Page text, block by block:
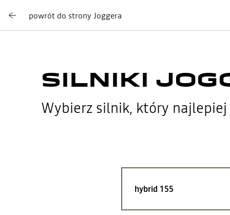
powrót do strony Joggera
SILNIKI
Wybierz silnik, który
hybrid 155